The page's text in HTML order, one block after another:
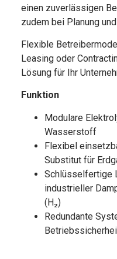
einen zuverlässigen
zudem bei Planung
Flexible
Leasing oder
Lösung für Ihr
Funktion
Modulare
Wasserstoff
Flexibel
Substitut für
Schlüsselfertige
industrieller
(H₂)
Redundante